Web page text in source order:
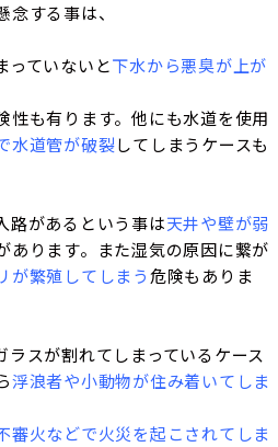
する事は、
ていないと下水から悪臭が上が
性も有ります。他にも水道を使用
水道管が破裂してしまうケースも
があるという事は天井や壁が弱
あります。また湿気の原因に繋が
が繁殖してしまう危険もありま
スが割れてしまっているケース
浮浪者や小動物が住み着いてしま
審火などで火災を起こされてしま